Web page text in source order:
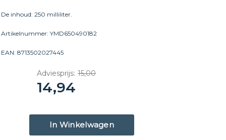
De inhoud: 250 milliliter.
Artikelnummer: YMD650490182
EAN: 8713502027445
Adviesprijs: 15,00
14,94